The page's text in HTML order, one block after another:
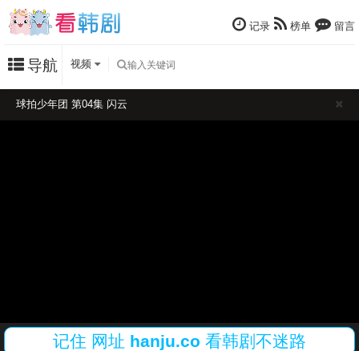
记录 榜单 留言
导航 视频
球拍少年团 第04集 闪云
记住 网址 hanju.co 看韩剧不迷路